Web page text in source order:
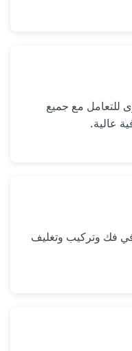
مع جميع
عالية.
فك وتركيب وتغليف